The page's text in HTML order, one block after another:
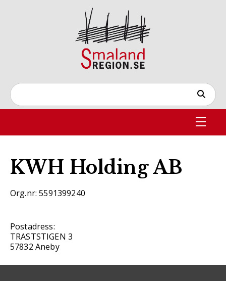
KWH Holding AB
Org.nr: 5591399240
Postadress:
TRASTSTIGEN 3
57832 Aneby